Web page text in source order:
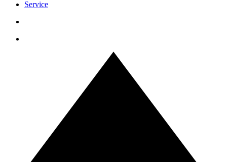
Service